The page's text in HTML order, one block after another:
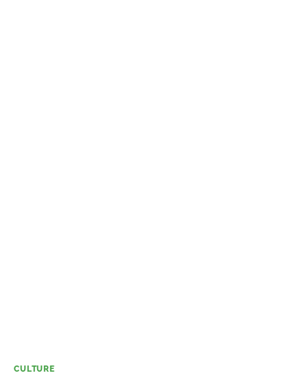
CULTURE